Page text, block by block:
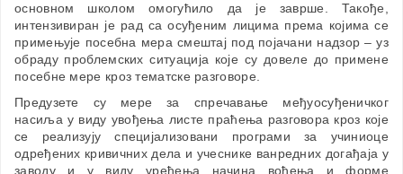
основном школом омогућило да је заврше. Такође,
интензивиран је рад са осуђеним лицима према којима се
примењује посебна мера смештај под појачани надзор – уз
обраду проблемских ситуација које су довеле до примене
посебне мере кроз тематске разговоре.
Предузете су мере за спречавање међуосуђеничког
насиља у виду увођења листе праћења разговора кроз које
се реализују специјализовани програми за учиниоце
одређених кривичних дела и учеснике ванредних догађаја у
заводу и у виду уређења начина вођења и форме